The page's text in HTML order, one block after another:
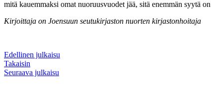
mitä kauemmaksi omat nuoruusvuodet jää, sitä enemmän syytä
Kirjoittaja on Joensuun seutukirjaston nuorten kirjastonhoitaja
Edellinen julkaisu
Takaisin
Seuraava julkaisu